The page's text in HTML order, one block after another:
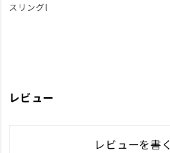
スリングl
レビュー
レビューを書く